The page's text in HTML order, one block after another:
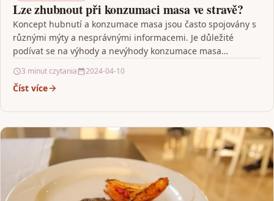
Lze zhubnout při konzumaci masa ve stravě?
Koncept hubnutí a konzumace masa jsou často spojovány s
různými mýty a nesprávnými informacemi. Je důležité
podívat se na výhody a nevýhody konzumace masa…
3 minut czytania 2024-04-10
Číst více